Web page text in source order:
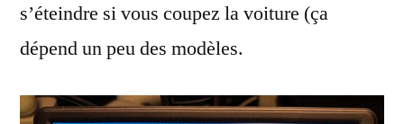
s’éteindre si vous coupez la voiture (ça
dépend un peu des modèles.